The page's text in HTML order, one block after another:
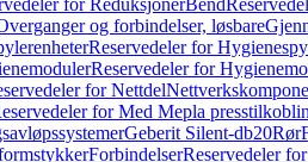
for ReduksjonerBend
og forbindelser, løsbare
Reservedeler for
Reservedeler for
for Nettdel
for Med Mepla
Geberit Silent-db20Rør
ForbindelserReservedeler